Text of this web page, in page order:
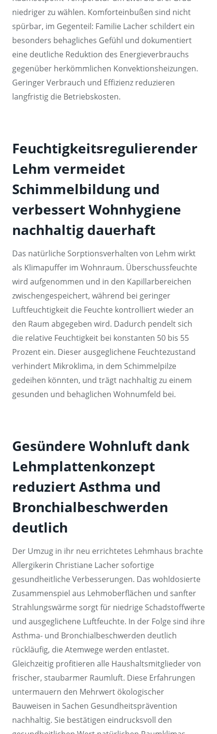
niedriger zu wählen. Komforteinbußen sind nicht
spürbar, im Gegenteil: Familie Lacher schildert ein
besonders behagliches Gefühl und dokumentiert
eine deutliche Reduktion des Energieverbrauchs
gegenüber herkömmlichen Konvektionsheizungen.
Geringer Verbrauch und Effizienz reduzieren
langfristig die Betriebskosten.
Feuchtigkeitsregulierender
Lehm vermeidet
Schimmelbildung und
verbessert Wohnhygiene
nachhaltig dauerhaft
Das natürliche Sorptionsverhalten von Lehm wirkt
als Klimapuffer im Wohnraum. Überschussfeuchte
wird aufgenommen und in den Kapillarbereichen
zwischengespeichert, während bei geringer
Luftfeuchtigkeit die Feuchte kontrolliert wieder an
den Raum abgegeben wird. Dadurch pendelt sich
die relative Feuchtigkeit bei konstanten 50 bis 55
Prozent ein. Dieser ausgeglichene Feuchtezustand
verhindert Mikroklima, in dem Schimmelpilze
gedeihen könnten, und trägt nachhaltig zu einem
gesunden und behaglichen Wohnumfeld bei.
Gesündere Wohnluft dank
Lehmplattenkonzept
reduziert Asthma und
Bronchialbeschwerden
deutlich
Der Umzug in ihr neu errichtetes Lehmhaus brachte
Allergikerin Christiane Lacher sofortige
gesundheitliche Verbesserungen. Das wohldosierte
Zusammenspiel aus Lehmoberflächen und sanfter
Strahlungswärme sorgt für niedrige Schadstoffwerte
und ausgeglichene Luftfeuchte. In der Folge sind ihre
Asthma- und Bronchialbeschwerden deutlich
rückläufig, die Atemwege werden entlastet.
Gleichzeitig profitieren alle Haushaltsmitglieder von
frischer, staubarmer Raumluft. Diese Erfahrungen
untermauern den Mehrwert ökologischer
Bauweisen in Sachen Gesundheitsprävention
nachhaltig. Sie bestätigen eindrucksvoll den